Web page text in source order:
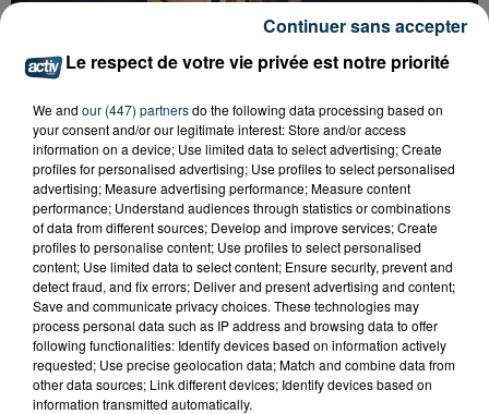
SAINT-ÉTIENNE : SANTA ET BIANCA COSTA EN
CONCERT GRATUIT CE VENDREDI
Le respect de votre vie privée est notre priorité
We and our (447) partnersdo the following data processing based on
your consent and/or our legitimate interest: Store and/or access
information on a device; Use limited data to select advertising; Create
profiles for personalised advertising; Use profiles to select personalised
advertising; Measure advertising performance; Measure content
performance; Understand audiences through statistics or combinations
of data from different sources; Develop and improve services; Create
profiles to personalise content; Use profiles to select personalised
content; Use limited data to select content; Ensure security, prevent and
detect fraud, and fix errors; Deliver and present advertising and content;
Save and communicate privacy choices. These technologies may
process personal data such as IP address and browsing data to offer
following functionalities: Identify devices based on information actively
requested; Use precise geolocation data; Match and combine data from
other data sources; Link different devices; Identify devices based on
information transmitted automatically.
Continuer sans accepter